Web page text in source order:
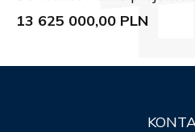
13 625 000,00 PLN